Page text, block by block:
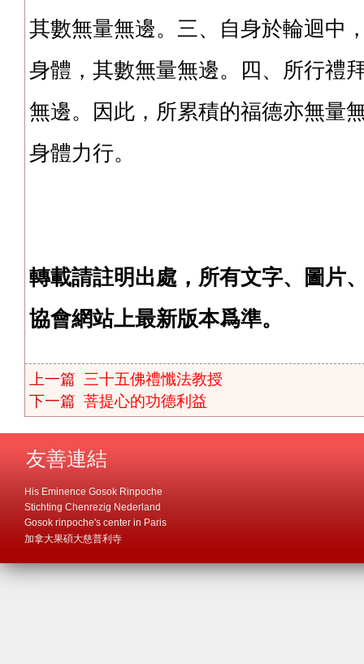
其數無量無邊。三、自身於輪迴中
身體，其數無量無邊。四、所行禮
無邊。因此，所累積的福德亦無量
身體力行。
轉載請註明出處，所有文字、圖片
協會網站上最新版本爲準。
上一篇 三十五佛禮懺法教授
下一篇 菩提心的功德利益
友善連結
His Eminence Gosok Rinpoche
Stichting Chenrezig Nederland
Gosok rinpoche's center in Paris
加拿大果碩大慈普利寺